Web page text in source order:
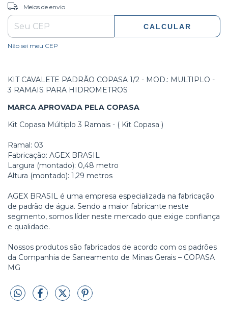
Entregas para o CEP:
Meios de envio
CALCULAR
Não sei meu CEP
KIT CAVALETE PADRÃO COPASA 1/2 - MOD.: MULTIPLO -
3 RAMAIS PARA HIDROMETROS
MARCA APROVADA PELA COPASA
Kit Copasa Múltiplo 3 Ramais - ( Kit Copasa )
Ramal: 03
Fabricação: AGEX BRASIL
Largura (montado): 0,48 metro
Altura (montado): 1,29 metros
AGEX BRASIL é uma empresa especializada na fabricação
de padrão de água. Sendo a maior fabricante neste
segmento, somos líder neste mercado que exige confiança
e qualidade.
Nossos produtos são fabricados de acordo com os padrões
da Companhia de Saneamento de Minas Gerais – COPASA
MG